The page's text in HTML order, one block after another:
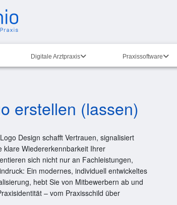
Digitale Arztpraxis Praxissoftware
erstellen (lassen)
Design schafft Vertrauen, signalisiert
klare Wiedererkennbarkeit Ihrer
sich nicht nur an Fachleistungen,
Ein modernes, individuell entwickeltes
hebt Sie von Mitbewerbern ab und
– vom Praxisschild über